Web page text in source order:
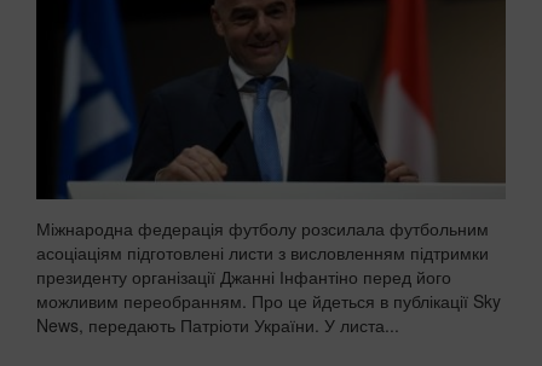
Міжнародна федерація футболу розсилала футбольним
асоціаціям підготовлені листи з висловленням підтримки
президенту організації Джанні Інфантіно перед його
можливим переобранням. Про це йдеться в публікації Sky
News, передають Патріоти України. У листа...